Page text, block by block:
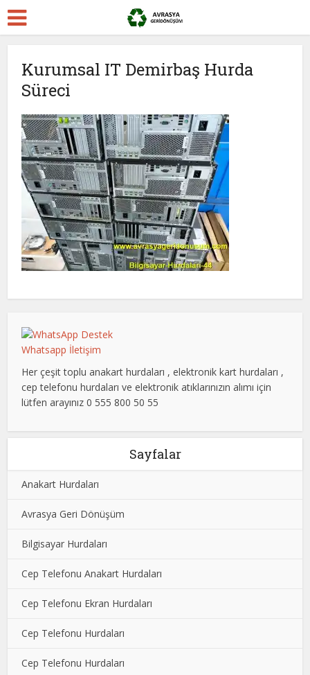
Kurumsal IT Demirbaş Hurda
Süreci
Whatsapp İletişim
Her çeşit toplu anakart hurdaları , elektronik kart hurdaları ,
cep telefonu hurdaları ve elektronik atıklarınızın alımı için
lütfen arayınız 0 555 800 50 55
Sayfalar
Anakart Hurdaları
Avrasya Geri Dönüşüm
Bilgisayar Hurdaları
Cep Telefonu Anakart Hurdaları
Cep Telefonu Ekran Hurdaları
Cep Telefonu Hurdaları
Cep Telefonu Hurdaları